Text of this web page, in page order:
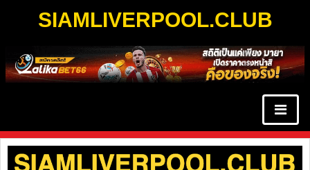
SIAMLIVERPOOL.CLUB